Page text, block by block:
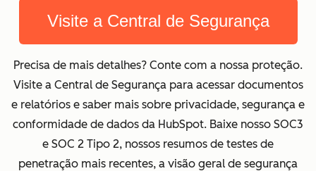
Visite a Central de Segurança
Precisa de mais detalhes? Conte com a nossa proteção.
Visite a Central de Segurança para acessar documentos
e relatórios e saber mais sobre privacidade, segurança e
conformidade de dados da HubSpot. Baixe nosso SOC3
e SOC 2 Tipo 2, nossos resumos de testes de
penetração mais recentes, a visão geral de segurança